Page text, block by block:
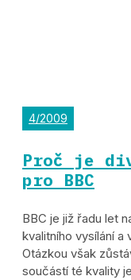
4/2009
Proč je
pro BBC
BBC je již řadu let
kvalitního vysílání a
Otázkou však
součástí té kvality